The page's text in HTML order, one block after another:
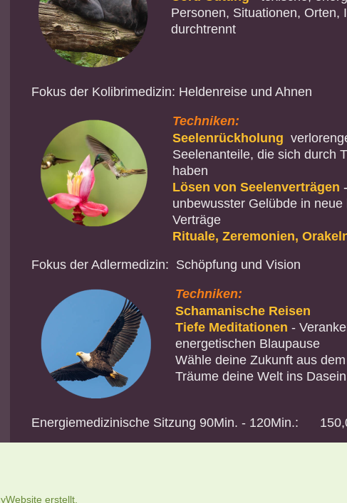
Personen, Situationen, Orten,
durchtrennt
Fokus der Kolibrimedizin: Heldenreise und Ahnen
Techniken:
Seelenrückholung
Seelenanteile, die sich durch
haben
Lösen von Seelenverträgen -
unbewusster Gelübde in
Verträge
Rituale, Zeremonien,
Fokus der Adlermedizin: Schöpfung und Vision
Techniken:
Schamanische Reisen
Tiefe Meditationen -
energetischen Blaupause
Wähle deine Zukunft aus
Träume deine Welt ins
Energiemedizinische Sitzung 90Min. - 120Min.:
erstellt.